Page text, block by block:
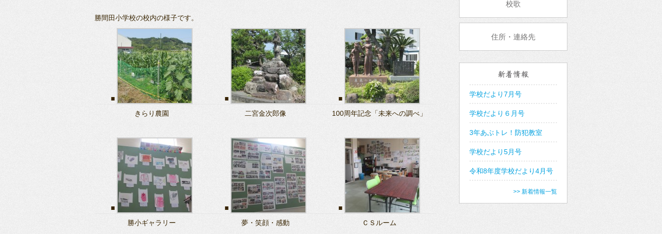
勝間田小学校の校内の様子です。
きらり農園 二宮金次郎像 100周年記念「未来への調べ」
勝小ギャラリー 夢・笑顔・感動 ＣＳルーム
校歌
住所・連絡先
学校だより7月号
学校だより６月号
3年あぶトレ！防犯教室
学校だより5月号
令和8年度学校だより4月号
>> 新着情報一覧